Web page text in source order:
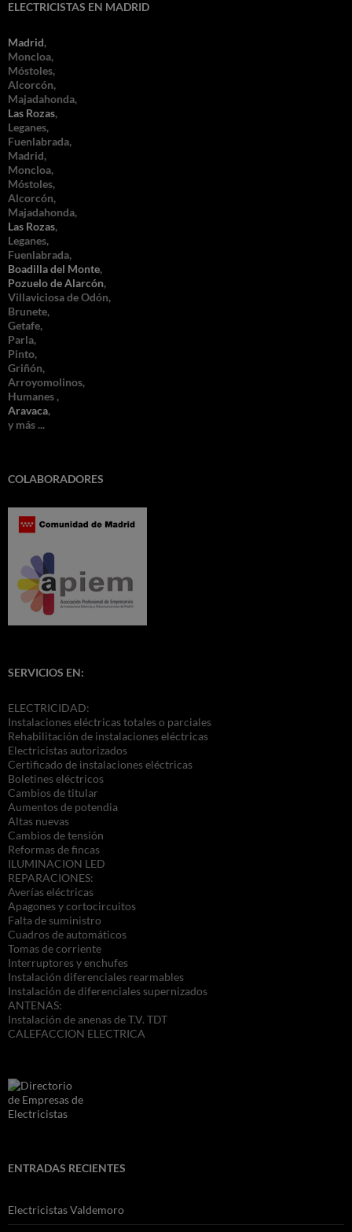
ELECTRICISTAS EN MADRID
Madrid,
Moncloa,
Móstoles,
Alcorcón,
Majadahonda,
Las Rozas,
Leganes,
Fuenlabrada,
Madrid,
Moncloa,
Móstoles,
Alcorcón,
Majadahonda,
Las Rozas,
Leganes,
Fuenlabrada,
Boadilla del Monte,
Pozuelo de Alarcón,
Villaviciosa de Odón,
Brunete,
Getafe,
Parla,
Pinto,
Griñón,
Arroyomolinos,
Humanes ,
Aravaca,
y más ...
COLABORADORES
SERVICIOS EN:
ELECTRICIDAD:
Instalaciones eléctricas totales o parciales
Rehabilitación de instalaciones eléctricas
Electricistas autorizados
Certificado de instalaciones eléctricas
Boletines eléctricos
Cambios de titular
Aumentos de potendia
Altas nuevas
Cambios de tensión
Reformas de fincas
ILUMINACION LED
REPARACIONES:
Averías eléctricas
Apagones y cortocircuitos
Falta de suministro
Cuadros de automáticos
Tomas de corriente
Interruptores y enchufes
Instalación diferenciales rearmables
Instalación de diferenciales supernizados
ANTENAS:
Instalación de anenas de T.V. TDT
CALEFACCION ELECTRICA
ENTRADAS RECIENTES
Electricistas Valdemoro